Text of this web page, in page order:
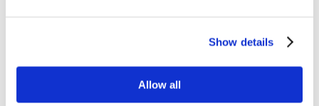
Show details
Allow all
tornata a pronunciarsi in materia di infrazione al
6 Maggio 2016 | Alessandro Rucci,Articoli,Diritto civile | 0